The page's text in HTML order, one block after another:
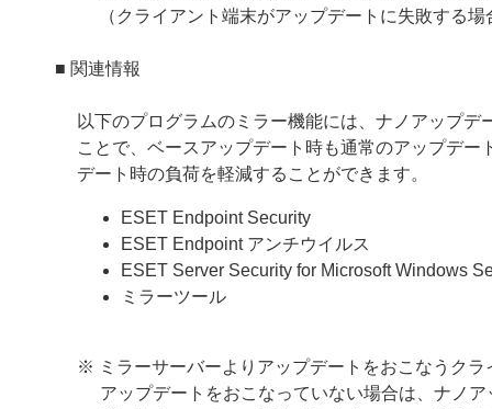
（クライアント端末がアップデートに失敗する場
■ 関連情報
以下のプログラムのミラー機能には、ナノアップ
ことで、ベースアップデート時も通常のアップデ
デート時の負荷を軽減することができます。
ESET Endpoint Security
ESET Endpoint アンチウイルス
ESET Server Security for Microsoft Windows
ミラーツール
※ ミラーサーバーよりアップデートをおこなうク
アップデートをおこなっていない場合は、ナノ